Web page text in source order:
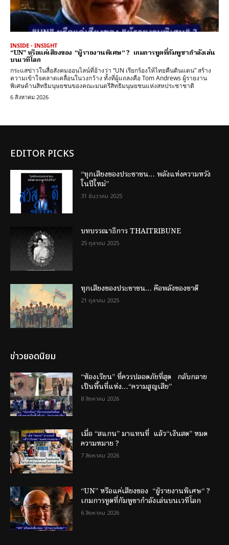
INSIDE - INSIGHT
“UN” หรือแค่เสียงของ “ผู้รายงานพิเศษ“ ? เกมการทูตที่กัมพูชากำลังเล่น
บนเวทีโลก
กระแสข่าวในสื่อสังคมออนไลน์ที่อ้างว่า “UN เรียกร้องให้ไทยคืนดินแดน” สร้าง
ความเข้าใจคลาดเคลื่อนในวงกว้าง ทั้งที่ผู้แถลงคือ Tom Andrews ผู้รายงาน
พิเศษด้านสิทธิมนุษยชนของคณะมนตรีสิทธิมนุษยชนแห่งสหประชาชาติ
6 สิงหาคม 2026
EDITOR PICKS
“ทุกเสียงของประชาชน… พลังแห่งความหวัง
ในปีใหม่”
31 ธันวาคม 2025
บทบรรณาธิการ THAITRIBUNE
25 ตุลาคม 2025
ทุกเสียงของประชาชน… คือพลังของชาติ
21 ตุลาคม 2025
ข่าวยอดนิยม
“ห้องเรียน” ที่ควรปลอดภัยที่สุด กลับกลาย
เป็นพื้นที่แห่ง…“ความสูญเสีย”
8 สิงหาคม 2026
เมื่อ “สแกน” มาแทนที่ แล้ว“เงินสด” หมด
ความหมาย ?
7 สิงหาคม 2026
“UN” หรือแค่เสียงของ “ผู้รายงานพิเศษ“ ?
เกมการทูตที่กัมพูชากำลังเล่นบนเวทีโลก
6 สิงหาคม 2026